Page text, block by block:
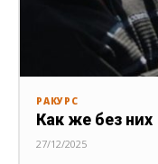
РАКУРС
Как же без них
27/12/2025